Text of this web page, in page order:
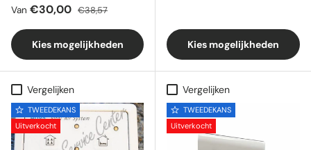
Verkoopprijs
Van €30,00 Reguliere prijs
€38,57
Kies mogelijkheden Kies mogelijkheden
Vergelijken
TWEEDEKANS
Uitverkocht
Vergelijken
TWEEDEKANS
Uitverkocht